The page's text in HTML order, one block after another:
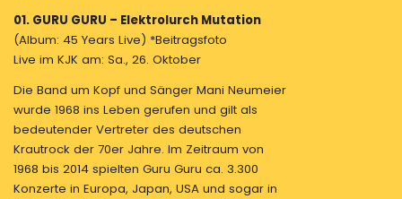
01. GURU GURU – Elektrolurch Mutation
(Album: 45 Years Live) *Beitragsfoto
Live im KJK am: Sa., 26. Oktober
Die Band um Kopf und Sänger Mani Neumeier
wurde 1968 ins Leben gerufen und gilt als
bedeutender Vertreter des deutschen
Krautrock der 70er Jahre. Im Zeitraum von
1968 bis 2014 spielten Guru Guru ca. 3.300
Konzerte in Europa, Japan, USA und sogar in